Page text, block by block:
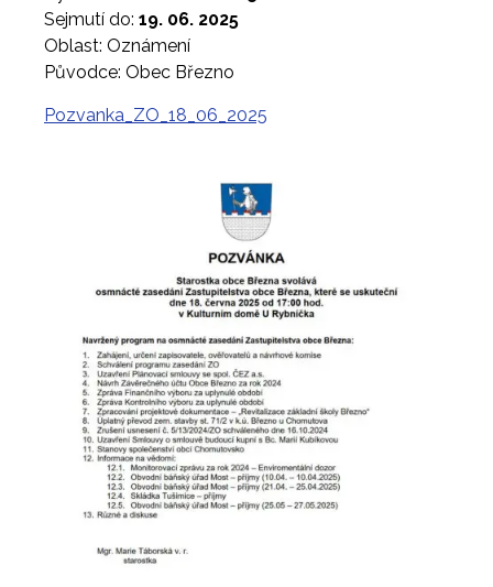
Sejmutí do: 19. 06. 2025
Oblast: Oznámení
Původce: Obec Březno
Pozvanka_ZO_18_06_2025